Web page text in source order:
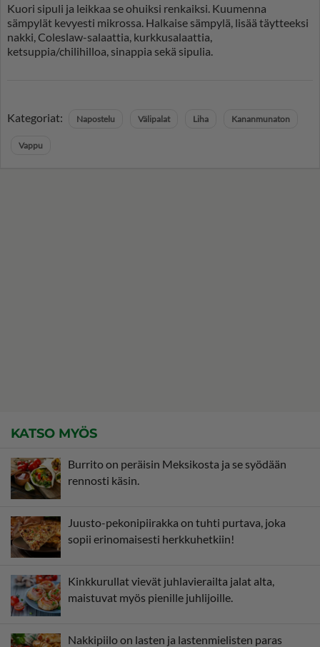
Kuori sipuli ja leikkaa se ohuiksi renkaiksi. Kuumenna
sämpylät kevyesti mikrossa. Halkaise sämpylä, lisää täytteeksi
nakki, Coleslaw-salaattia, kurkkusalaattia,
ketsuppia/chilihilloa, sinappia sekä sipulia.
Kategoriat: Napostelu Välipalat Liha Kananmunaton
Vappu
KATSO MYÖS
Burrito on peräisin Meksikosta ja se syödään
rennosti käsin.
Juusto-pekonipiirakka on tuhti purtava, joka
sopii erinomaisesti herkkuhetkiin!
Kinkkurullat vievät juhlavierailta jalat alta,
maistuvat myös pienille juhlijoille.
Nakkipiilo on lasten ja lastenmielisten paras